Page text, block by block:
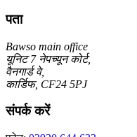
पता
Bawso main office
यूनिट 7 नेपच्यून कोर्ट,
वैनगार्ड वे,
कार्डिफ, CF24 5PJ
संपर्क करें